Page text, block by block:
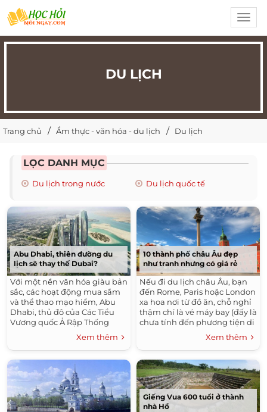
DU LỊCH
Trang chủ Ẩm thực - văn hóa - du lịch Du lịch
LỌC DANH MỤC
Du lịch trong nước Du lịch quốc tế
Abu Dhabi, thiên đường du
lịch sẽ thay thế Dubai?
Với một nền văn hóa giàu bản
sắc, các hoạt động mua sắm
và thể thao mạo hiểm, Abu
Dhabi, thủ đô của Các Tiểu
Vương quốc Ả Rập Thống
Nhất (UAE) là điểm đến được
nhiều dân sành du lịch...
Xem thêm
10 thành phố châu Âu đẹp
như tranh nhưng có giá rẻ
Nếu đi du lịch châu Âu, bạn
đến Rome, Paris hoặc London
xa hoa nơi từ đồ ăn, chỗ nghỉ
thậm chí là vé máy bay (đấy là
chưa tính đến phương tiện di
chuyển trong thành phố) là
đặt biệt tốn kém....
Xem thêm
Giếng Vua 600 tuổi ở thành
nhà Hồ